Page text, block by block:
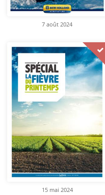
7 août 2024
15 mai 2024